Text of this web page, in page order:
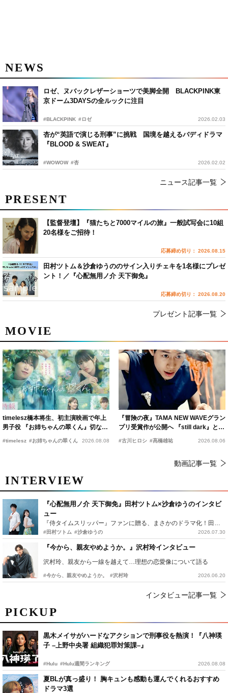
NEWS
ロゼ、ヌバックレザーショーツで美脚全開 BLACKPINK東
京ドーム3DAYSの全ルックに注目
#BLACKPINK #ロゼ 2026.02.03
杏が“英語で演じる刑事”に挑戦 国境を越えるバディドラマ
『BLOOD & SWEAT』
#WOWOW #杏 2026.02.02
ニュース記事一覧
PICKUP
黒木メイサがハードなアクションで刑事役を熱演！『八神瑛
子 –上野中央署 組織犯罪対策課–』
#Hulu #Hulu週間ランキング 2026.08.08
夏BLが真っ盛り！ 胸キュンも感動も運んでくれるおすすめ
ドラマ3選
MOVIE
timelesz橋本将生、初主演映画で年上
男子役 『お姉ちゃんの翠くん』切ない
恋の幕開けを予感
#timelesz #お姉ちゃんの翠くん 2026.08.08
『冒険の夜』TAMA NEW WAVEグラン
プリ受賞作が公開へ 『still dark』と同
時上映決定
#古川ヒロシ #髙橋雄祐 2026.08.06
動画記事一覧
INTERVIEW
『心配無用ノ介 天下御免』田村ツトム×沙倉ゆうのインタビ
ュー
『侍タイムスリッパー』ファンに贈る、まさかのドラマ化！田村ツトム×沙倉ゆうのが語る『心配無用ノ介』撮影秘話
#田村ツトム #沙倉ゆうの 2026.07.30
『今から、親友やめようか。』沢村玲インタビュー
沢村玲、親友から一線を越えて…理想の恋愛像について語る
#今から、親友やめようか。 #沢村玲 2026.06.20
インタビュー記事一覧
PRESENT
【監督登壇】『猫たちと7000マイルの旅』一般試写会に10組
20名様をご招待！
応募締め切り： 2026.08.15
田村ツトム＆沙倉ゆうののサイン入りチェキを1名様にプレゼ
ント！／『心配無用ノ介 天下御免』
応募締め切り： 2026.08.20
プレゼント記事一覧